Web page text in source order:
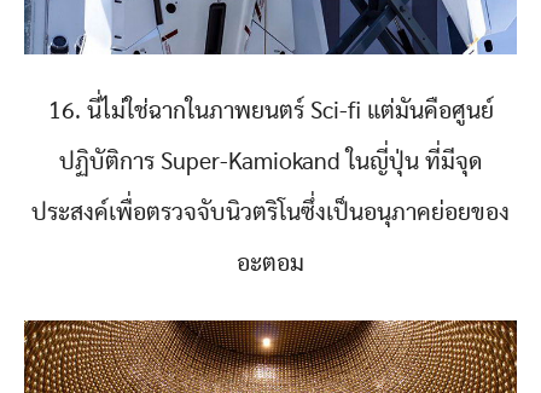
16. นี่ไม่ใช่ฉากในภาพยนตร์ Sci-fi แต่มันคือศูนย์
ปฏิบัติการ Super-Kamiokand ในญี่ปุ่น ที่มีจุด
ประสงค์เพื่อตรวจจับนิวตริโนซึ่งเป็นอนุภาคย่อยของ
อะตอม